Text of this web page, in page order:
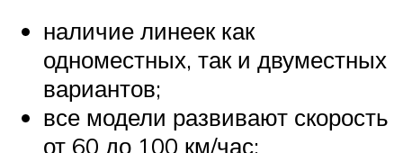
наличие линеек как
одноместных, так и двуместных
вариантов;
все модели развивают скорость
от 60 до 100 км/час;